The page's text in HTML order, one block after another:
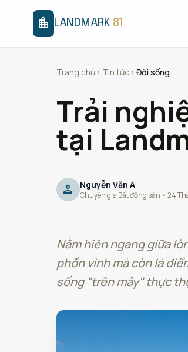
location_city LANDMARK 81
Trang chủ chevron_right Tin tức chevron_right Đời sống
Trải
tại
person Nguyễn Văn A
Chuyên gia Bất động sản • 24
Nằm hiên ngang giữa
phồn vinh mà còn là
sống "trên mây" thực